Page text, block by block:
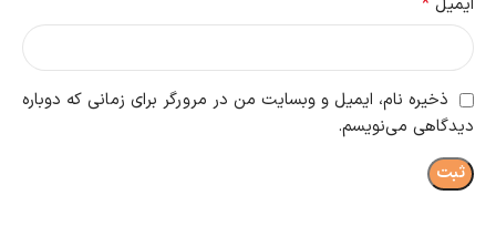
ذخیره نام، ایمیل و وبسایت من در مرورگر برای زمانی که دوباره
دیدگاهی می‌نویسم.